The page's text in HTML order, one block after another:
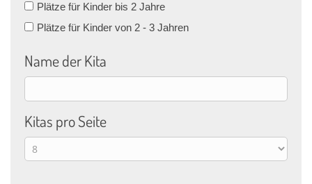
Plätze für Kinder bis 2 Jahre
Plätze für Kinder von 2 - 3 Jahren
Name der Kita
Kitas pro Seite